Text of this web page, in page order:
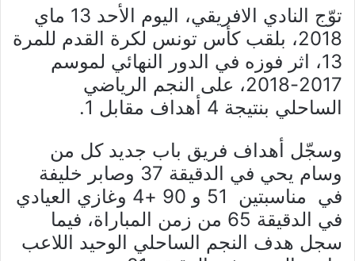
توّج النادي الافريقي، اليوم الأحد 13 ماي
2018، بلقب كأس تونس لكرة القدم للمرة
13، اثر فوزه في الدور النهائي لموسم
2017-2018، على النجم الرياضي
الساحلي بنتيجة 4 أهداف مقابل 1.
وسجّل أهداف فريق باب جديد كل من
وسام يحي في الدقيقة 37 وصابر خليفة
في مناسبتين 51 و 90 +4 وغازي العيادي
في الدقيقة 65 من زمن المباراة، فيما
سجل هدف النجم الساحلي الوحيد اللاعب